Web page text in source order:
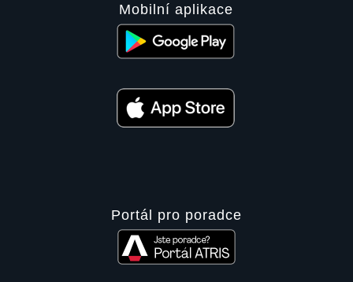
Mobilní aplikace
Portál pro poradce